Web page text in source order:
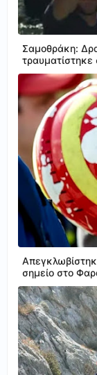
Σαμοθράκη:
σημείο στο